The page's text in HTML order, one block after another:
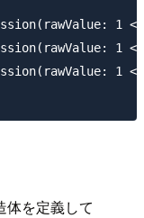
1
1
1
体を定義して